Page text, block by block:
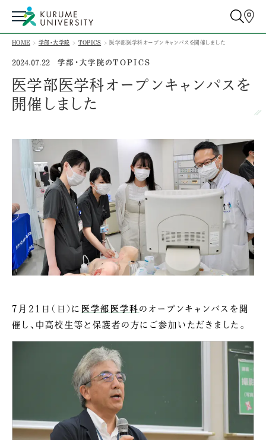
HOME 学部・大学院 TOPICS 医学部医学科オープンキャンパスを開催しました
2024.07.22 学部・大学院のTOPICS
医学部医学科オープンキャンパスを
開催しました
7月21日（日）に 医学部医学科 のオープンキャンパスを開
催し、中高校生等と保護者の方にご参加いただきました。